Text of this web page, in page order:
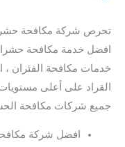
تحرص شركة مكافحة
افضل خدمة مكافحة
خدمات مكافحة الفئران ،
القراد على أعلى
جميع شركات مكافحة
افضل شركة